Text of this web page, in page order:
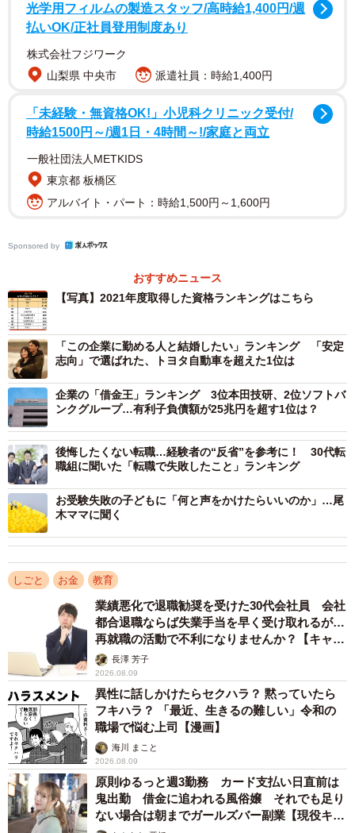
1500）
1位：TOEIC
英語を通じたコミュニケーション能力やビジネス現場で有
用な英語力を評価する試験で、日本だけでなく世界各国で
10回、全国およそ80都市で実施されており、日本で最も知
名度の高い英語試験の一つです。
TOEIC受験のメリットとして、就職や転職で有利に働くこ
とが挙げられます。特に、800点以上の取得者は、TOEICの
受験生の中で上級者という位置づけになるため、英語力の
高さを評価されやすくなります。また、自分の英語能力を
客観的に把握することができ、英語学習のモチベーション
にもつながります。TOEICの勉強時間の目安は、目標スコ
アによって大きく異なります。600点以を目標とする場合
は、300～400時間の勉強時間が目安とされています。外資
系企業や人気企業に就職するのに有利になる900点以上の取
得には、1500～1600時間の勉強時間が目安とされていま
す。ただし、その人のレベルによって必要な勉強時間には
があるでしょう。
2位：簿記
年間60万人が受験する簿記。会計の基本を学び、経営管理
や経営に関する分析についての基本的な能力を身につける
ことができます。日商簿記は初級・3級・2級・1級の4種類
が存在し、特に2級と1級は合格率の低い難関資格です。
簿記では、職種に関わらず就職・転職に役立つというメリ
ットがあります。会社の利益などの数字に強くなるため、
会社の経理部門での活躍が見込めるほか、営業職や企画職
でも学んだことが役立ちます。また、家計管理のコツを理
光学用フィルムの製造スタッフ/高時給1,400円/週
払いOK/正社員登用制度あり
株式会社フジワーク
山梨県 中央市
派遣社員：時給1,400円
「未経験・無資格OK!」小児科クリニック受付/
時給1500円～/週1日・4時間～!/家庭と両立
一般社団法人METKIDS
東京都 板橋区
アルバイト・パート：時給1,500円～1,600円
Sponsored by
おすすめニュース
【写真】2021年度取得した資格ランキングはこちら
「この企業に勤める人と結婚したい」ランキング 「安定
志向」で選ばれた、トヨタ自動車を超えた1位は
企業の「借金王」ランキング 3位本田技研、2位ソフトバ
ンクグループ…有利子負債額が25兆円を超す1位は？
後悔したくない転職…経験者の“反省”を参考に！ 30代転
職組に聞いた「転職で失敗したこと」ランキング
お受験失敗の子どもに「何と声をかけたらいいのか」…尾
木ママに聞く
しごと お金 教育
業績悪化で退職勧奨を受けた30代会社員 会社
都合退職ならば失業手当を早く受け取れるが…
再就職の活動で不利になりませんか？【キャリ
アカウンセラーが解説】
長澤 芳子
2026.08.09
異性に話しかけたらセクハラ？ 黙っていたら
フキハラ？ 「最近、生きるの難しい」令和の
職場で悩む上司【漫画】
海川 まこと
2026.08.09
原則ゆるっと週3勤務 カード支払い日直前は
鬼出勤 借金に追われる風俗嬢 それでも足り
ない場合は朝までガールズバー副業【現役キャ